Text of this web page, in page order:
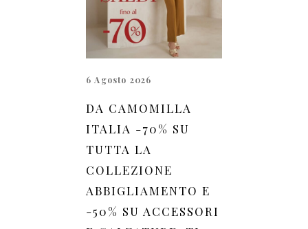
6 Agosto 2026
DA CAMOMILLA
ITALIA -70% SU
TUTTA LA
COLLEZIONE
ABBIGLIAMENTO E
-50% SU ACCESSORI